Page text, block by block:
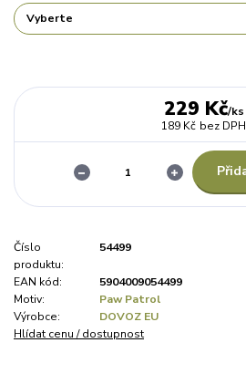
229 Kč/ks
189 Kč bez DPH
Číslo
produktu:
54499
EAN kód:
5904009054499
Motiv:
Paw Patrol
Výrobce:
DOVOZ EU
Hlídat cenu / dostupnost